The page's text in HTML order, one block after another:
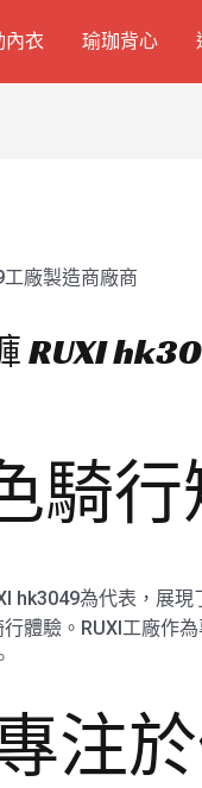
內衣 瑜珈背心
RUXI
騎
hk3049為代表，展
體驗。RUXI工廠作
注